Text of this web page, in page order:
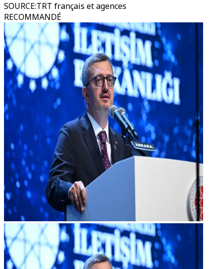
SOURCE:TRT français et agences
RECOMMANDÉ